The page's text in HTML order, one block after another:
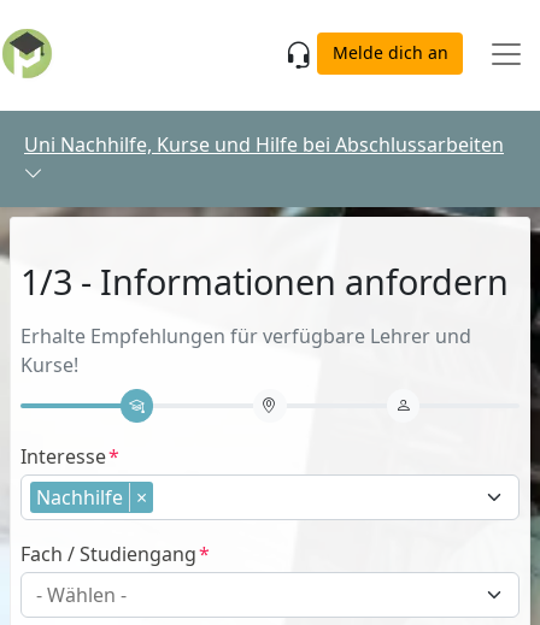
Melde dich an
Uni Nachhilfe, Kurse und Hilfe bei Abschlussarbeiten
1/3 - Informationen anfordern
Erhalte Empfehlungen für verfügbare Lehrer und
Kurse!
Interesse
Nachhilfe ×
Fach / Studiengang